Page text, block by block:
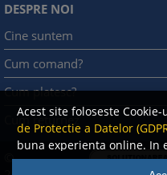
Acest site foloseste
de Protectie a Datelor
buna experienta online. In
imbunatatim continutul de
DESPRE NOI
Cine suntem
Cum comand?
Cum platesc?
Cum returnez
©